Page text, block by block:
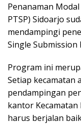
Penanaman
PTSP) Sidoarjo
mendampingi
Single Submission
Program ini
Setiap kecamatan
pendampingan
kantor
harus berjalan